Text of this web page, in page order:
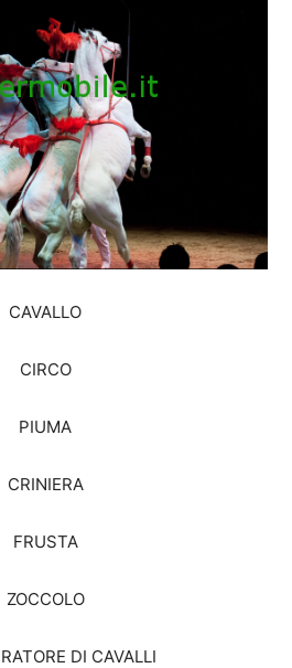
CAVALLO
CIRCO
PIUMA
CRINIERA
FRUSTA
ZOCCOLO
DI CAVALLI